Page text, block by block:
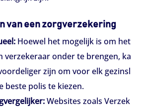
van een zorgverzekering
Hoewel het mogelijk is om het
verzekeraar onder te brengen, ka
zijn om voor elk gezinsl
beste polis te kiezen.
Websites zoals Verzek